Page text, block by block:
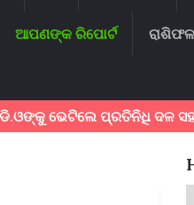
ଆପଣଙ୍କ ରିପୋର୍ଟ ରାଶିଫଳ
ପ୍ରତିନିଧି ଦଳ ସହାୟତା